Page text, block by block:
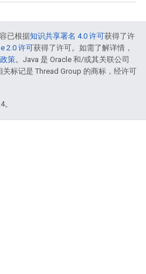
已根据知识共享署名 4.0 许可获得了许
2.0 许可获得了许可。如需了解详情，
策。Java 是 Oracle 和/或其关联公司
关标记是 Thread Group 的商标，经许可